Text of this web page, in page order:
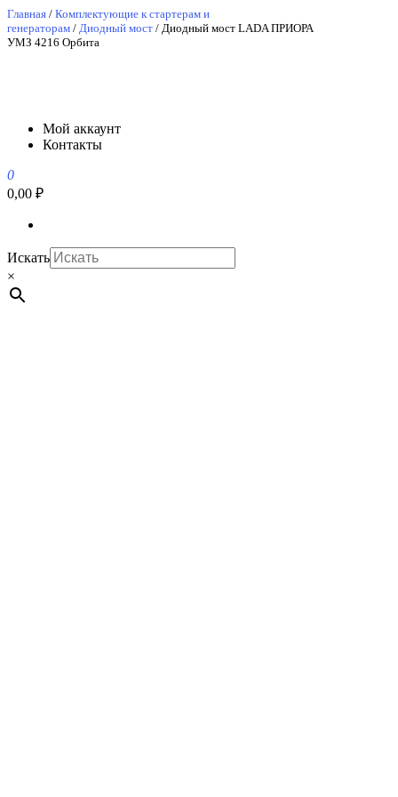
Перейти
к
содержимому
Главная / Комплектующие к стартерам и
генераторам / Диодный мост / Диодный мост LADA ПРИОРА
УМЗ 4216 Орбита
АвтоСпецЮг
АвтоСпецЮг автозапчасти оптом и в розницу
Мой аккаунт
Контакты
0
0,00 ₽
Искать
×